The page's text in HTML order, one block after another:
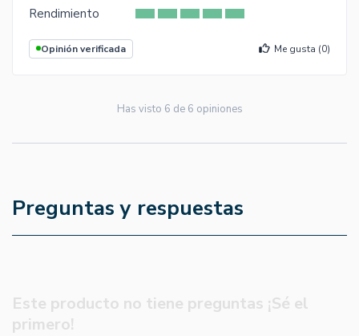
Rendimiento
Opinión verificada Me gusta (0)
Has visto 6 de 6 opiniones
Preguntas y respuestas
Este producto no tiene preguntas ¡Sé el
primero!